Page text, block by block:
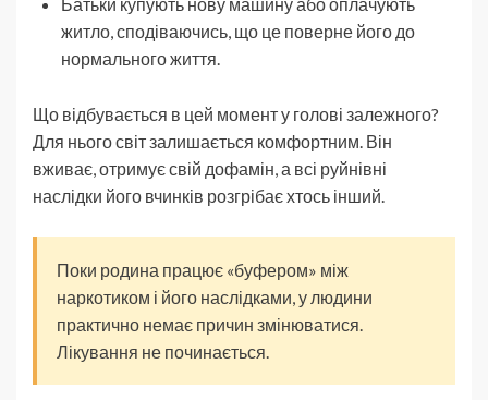
житло, сподіваючись, що це поверне його до
нормального життя.
Що відбувається в цей момент у голові залежного?
Для нього світ залишається комфортним. Він
вживає, отримує свій дофамін, а всі руйнівні
наслідки його вчинків розгрібає хтось інший.
Поки родина працює «буфером» між
наркотиком і його наслідками, у людини
практично немає причин змінюватися.
Лікування не починається.